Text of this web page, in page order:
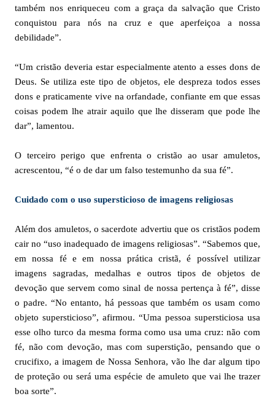
também nos enriqueceu com a graça da salvação que Cristo
conquistou para nós na cruz e que aperfeiçoa a nossa
debilidade”.
“Um cristão deveria estar especialmente atento a esses dons de
Deus. Se utiliza este tipo de objetos, ele despreza todos esses
dons e praticamente vive na orfandade, confiante em que essas
coisas podem lhe atrair aquilo que lhe disseram que pode lhe
dar”, lamentou.
O terceiro perigo que enfrenta o cristão ao usar amuletos,
acrescentou, “é o de dar um falso testemunho da sua fé”.
Cuidado com o uso supersticioso de imagens religiosas
Além dos amuletos, o sacerdote advertiu que os cristãos podem
cair no “uso inadequado de imagens religiosas”. “Sabemos que,
em nossa fé e em nossa prática cristã, é possível utilizar
imagens sagradas, medalhas e outros tipos de objetos de
devoção que servem como sinal de nossa pertença à fé”, disse
o padre. “No entanto, há pessoas que também os usam como
objeto supersticioso”, afirmou. “Uma pessoa supersticiosa usa
esse olho turco da mesma forma como usa uma cruz: não com
fé, não com devoção, mas com superstição, pensando que o
crucifixo, a imagem de Nossa Senhora, vão lhe dar algum tipo
de proteção ou será uma espécie de amuleto que vai lhe trazer
boa sorte”.